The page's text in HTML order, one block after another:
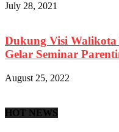
July 28, 2021
Dukung Visi Walikota
Gelar Seminar
August 25, 2022
HOT NEWS